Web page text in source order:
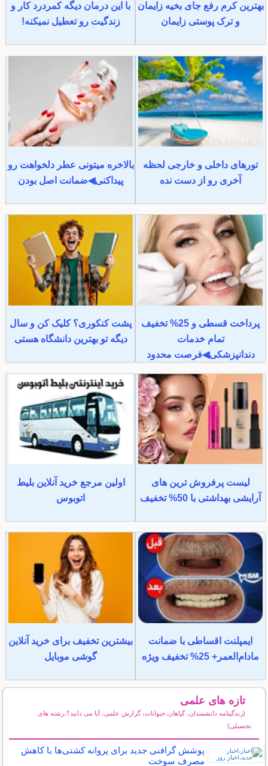
بهترین کرم رفع جای بخیه زایمان
و ترک پوستی زایمان
با این درمان دیگه کمردرد کار و
زندگیت رو تعطیل نمیکنه!
تورهای داخلی و خارجی لحظه
آخری رو از دست نده
بالاخره میتونی عطر دلخواهت رو
پیداکنی◀ضمانت اصل بودن
پرداخت قسطی و 25% تخفیف
تمام خدمات
دندانپزشکی◀فرصت محدود
پشت کنکوری؟ کلیک کن و سال
دیگه تو بهترین دانشگاه هستی
لیست پرفروش ترین های
آرایشی بهداشتی با 50% تخفیف
اولین مرجع خرید آنلاین بلیط
اتوبوس
ایمپلنت اقساطی با ضمانت
مادام‌العمر+ 25% تخفیف ویژه
بیشترین تخفیف برای خرید آنلاین
گوشی موبایل
تازه های علمی
(زندگینامه دانشمندان، گیاهان،حیوانات، گزارش علمی، آیا می دانید؟،رشته های
تحصیلی)
پوشش گرافنی جدید برای پروانه کشتی‌ها با کاهش
مصرف سوخت